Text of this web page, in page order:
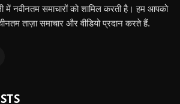
नवीनतम समाचारों को शामिल करती है। हम आपको
ताज़ा समाचार और वीडियो प्रदान करते हैं.